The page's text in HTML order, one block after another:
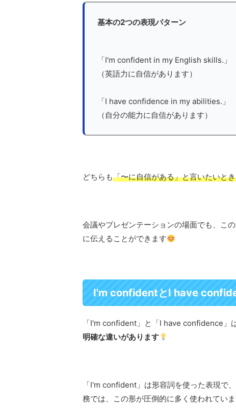
基本の2つの表現パターン
「I'm confident in my English skills.」
（英語力に自信があります）
「I have confidence in my abilities.」
（自分の能力に自信があります）
どちらも「〜に自信がある」と言いたいと
会議やプレゼンテーションの場面でも、こ
に伝えることができます
I'm confidentとI have
「I'm confident」と「I have confidence」
明確な違いがあります
「I'm confident」は形容詞を使った表現で
務では、この形が圧倒的に多く使われていま